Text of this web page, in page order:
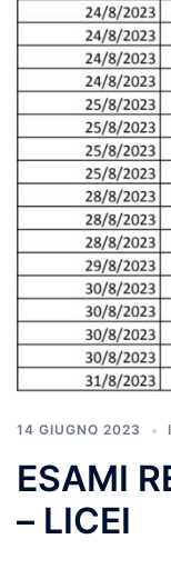
14 GIUGNO 2023
ESAMI
– LICEI